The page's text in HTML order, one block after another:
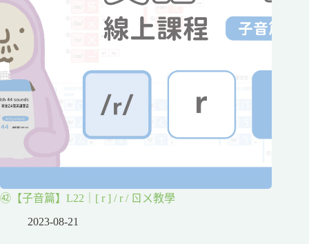
㊷【子音篇】L22｜[ r ] / r / ㄖㄨ教學
2023-08-21